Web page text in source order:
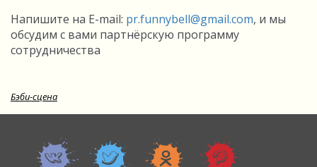
Напишите на E-mail: pr.funnybell@gmail.com, и мы
обсудим с вами партнёрскую программу
сотрудничества
Бэби-сцена